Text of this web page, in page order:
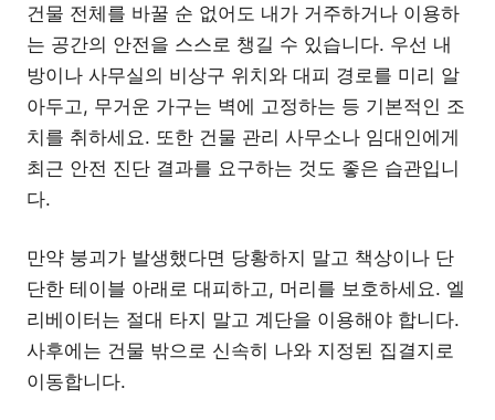
건물 전체를 바꿀 순 없어도 내가 거주하거나 이용하
는 공간의 안전을 스스로 챙길 수 있습니다. 우선 내
방이나 사무실의 비상구 위치와 대피 경로를 미리 알
아두고, 무거운 가구는 벽에 고정하는 등 기본적인 조
치를 취하세요. 또한 건물 관리 사무소나 임대인에게
최근 안전 진단 결과를 요구하는 것도 좋은 습관입니
다.
만약 붕괴가 발생했다면 당황하지 말고 책상이나 단
단한 테이블 아래로 대피하고, 머리를 보호하세요. 엘
리베이터는 절대 타지 말고 계단을 이용해야 합니다.
사후에는 건물 밖으로 신속히 나와 지정된 집결지로
이동합니다.